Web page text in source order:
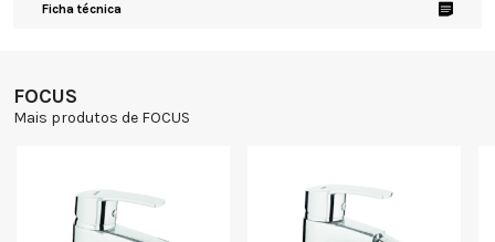
Ficha técnica
FOCUS
Mais produtos de FOCUS